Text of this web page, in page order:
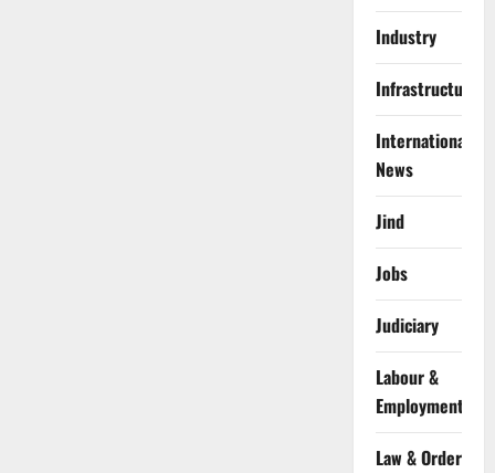
Industry
Infrastructure
International
News
Jind
Jobs
Judiciary
Labour &
Employment
Law & Order